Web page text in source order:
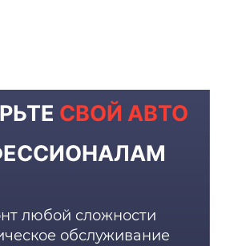
СВОЙ АВТО
любой сложности
обслуживание